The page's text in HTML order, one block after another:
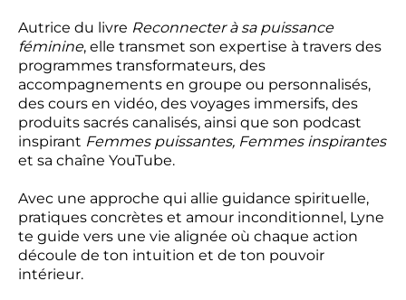
Autrice du livre Reconnecter à sa puissance
féminine, elle transmet son expertise à travers des
programmes transformateurs, des
accompagnements en groupe ou personnalisés,
des cours en vidéo, des voyages immersifs, des
produits sacrés canalisés, ainsi que son podcast
inspirant Femmes puissantes, Femmes inspirantes
et sa chaîne YouTube.
Avec une approche qui allie guidance spirituelle,
pratiques concrètes et amour inconditionnel, Lyne
te guide vers une vie alignée où chaque action
découle de ton intuition et de ton pouvoir
intérieur.